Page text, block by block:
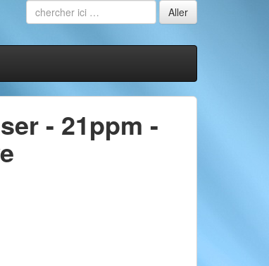
- 21ppm -